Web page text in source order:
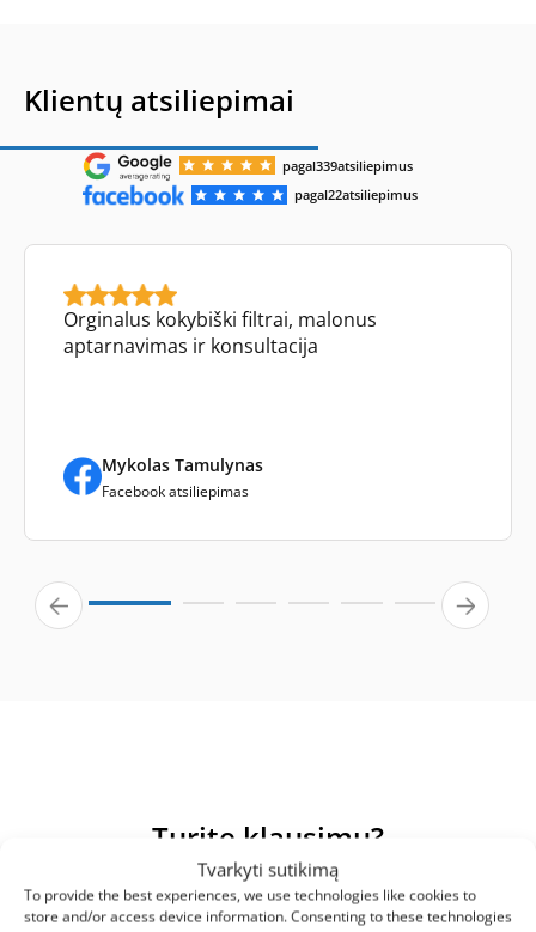
Tvarkyti sutikimą
To provide the best experiences, we use technologies like cookies to
store and/or access device information. Consenting to these technologies
Klientų atsiliepimai
pagal339atsiliepimus
pagal22atsiliepimus
Orginalus kokybiški filtrai, malonus
aptarnavimas ir konsultacija
Mykolas Tamulynas
Facebook atsiliepimas
Turite klausimų?
Mes surinkome atsakymus į dažniausiai užduodamus
klausimus apie mūsų produktus ir paslaugas. Jei čia